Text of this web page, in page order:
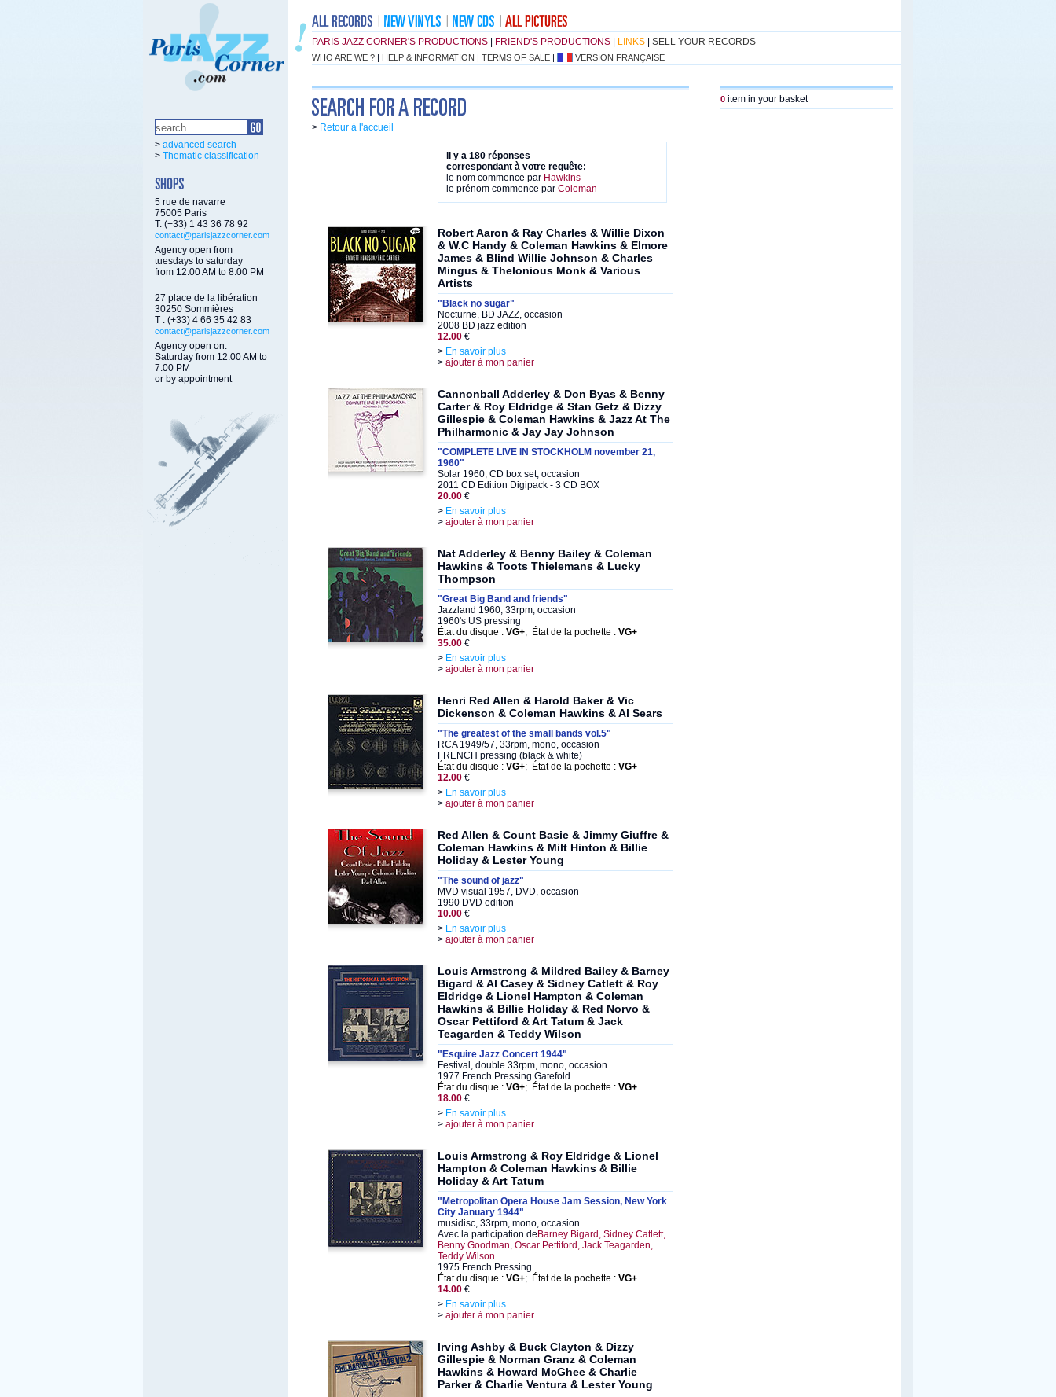
PARIS JAZZ CORNER'S PRODUCTIONS FRIEND'S PRODUCTIONS LINKS SELL YOUR RECORDS
WHO ARE WE ? | HELP & INFORMATION | TERMS OF SALE | VERSION FRANÇAISE
> advanced search
> Thematic classification
5 rue de navarre
75005 Paris
T: (+33) 1 43 36 78 92
contact@parisjazzcorner.com
Agency open from
tuesdays to saturday
from 12.00 AM to 8.00 PM
27 place de la libération
30250 Sommières
T : (+33) 4 66 35 42 83
contact@parisjazzcorner.com
Agency open on:
Saturday from 12.00 AM to
7.00 PM
or by appointment
> Retour à l'accueil
il y a 180 réponses
correspondant à votre requête:
le nom commence par Hawkins
le prénom commence par Coleman
Robert Aaron & Ray Charles & Willie Dixon
& W.C Handy & Coleman Hawkins & Elmore
James & Blind Willie Johnson & Charles
Mingus & Thelonious Monk & Various
Artists
"Black no sugar"
Nocturne, BD JAZZ, occasion
2008 BD jazz edition
12.00 €
> En savoir plus
> ajouter à mon panier
Cannonball Adderley & Don Byas & Benny
Carter & Roy Eldridge & Stan Getz & Dizzy
Gillespie & Coleman Hawkins & Jazz At The
Philharmonic & Jay Jay Johnson
"COMPLETE LIVE IN STOCKHOLM november 21,
1960"
Solar 1960, CD box set, occasion
2011 CD Edition Digipack - 3 CD BOX
20.00 €
> En savoir plus
> ajouter à mon panier
Nat Adderley & Benny Bailey & Coleman
Hawkins & Toots Thielemans & Lucky
Thompson
"Great Big Band and friends"
Jazzland 1960, 33rpm, occasion
1960's US pressing
État du disque : VG+; État de la pochette : VG+
35.00 €
> En savoir plus
> ajouter à mon panier
Henri Red Allen & Harold Baker & Vic
Dickenson & Coleman Hawkins & Al Sears
"The greatest of the small bands vol.5"
RCA 1949/57, 33rpm, mono, occasion
FRENCH pressing (black & white)
État du disque : VG+; État de la pochette : VG+
12.00 €
> En savoir plus
> ajouter à mon panier
Red Allen & Count Basie & Jimmy Giuffre &
Coleman Hawkins & Milt Hinton & Billie
Holiday & Lester Young
"The sound of jazz"
MVD visual 1957, DVD, occasion
1990 DVD edition
10.00 €
> En savoir plus
> ajouter à mon panier
Louis Armstrong & Mildred Bailey & Barney
Bigard & Al Casey & Sidney Catlett & Roy
Eldridge & Lionel Hampton & Coleman
Hawkins & Billie Holiday & Red Norvo &
Oscar Pettiford & Art Tatum & Jack
Teagarden & Teddy Wilson
"Esquire Jazz Concert 1944"
Festival, double 33rpm, mono, occasion
1977 French Pressing Gatefold
État du disque : VG+; État de la pochette : VG+
18.00 €
> En savoir plus
> ajouter à mon panier
Louis Armstrong & Roy Eldridge & Lionel
Hampton & Coleman Hawkins & Billie
Holiday & Art Tatum
"Metropolitan Opera House Jam Session, New York
City January 1944"
musidisc, 33rpm, mono, occasion
Avec la participation de Barney Bigard, Sidney Catlett,
Benny Goodman, Oscar Pettiford, Jack Teagarden,
Teddy Wilson
1975 French Pressing
État du disque : VG+; État de la pochette : VG+
14.00 €
> En savoir plus
> ajouter à mon panier
Irving Ashby & Buck Clayton & Dizzy
Gillespie & Norman Granz & Coleman
Hawkins & Howard McGhee & Charlie
Parker & Charlie Ventura & Lester Young
0 item in your basket